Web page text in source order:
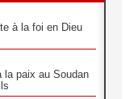
à la foi en Dieu
la paix au Soudan